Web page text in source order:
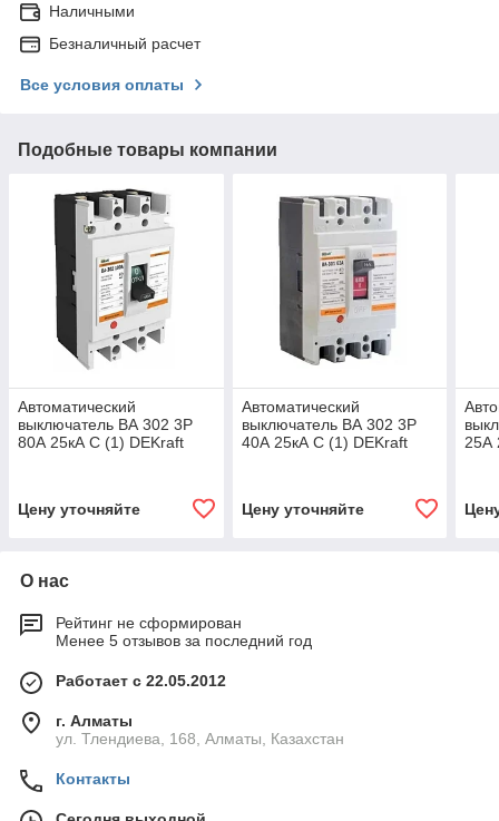
Наличными
Безналичный расчет
Все условия оплаты
Подобные товары компании
Автоматический
выключатель ВА 302 3P
80А 25кА С (1) DEKraft
Цену уточняйте
Автоматический
выключатель ВА 302 3P
40А 25кА С (1) DEKraft
Цену уточняйте
25А
О нас
Рейтинг не сформирован
Менее 5 отзывов за последний год
Работает с 22.05.2012
г. Алматы
ул. Тлендиева, 168, Алматы, Казахстан
Контакты